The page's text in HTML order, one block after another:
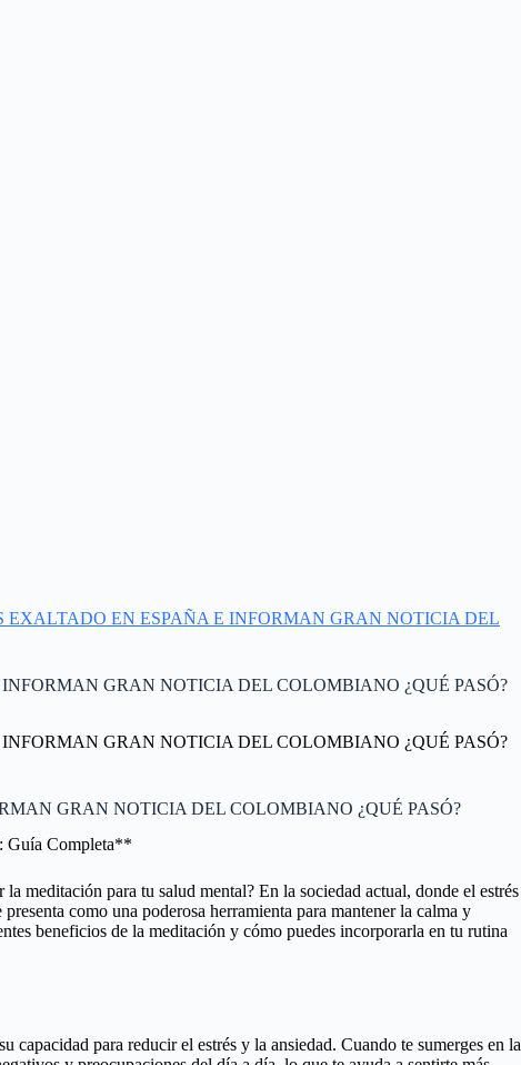
EXALTADO EN ESPAÑA E INFORMAN GRAN NOTICIA DEL
GRAN NOTICIA DEL COLOMBIANO ¿QUÉ PASÓ?
GRAN NOTICIA DEL COLOMBIANO ¿QUÉ PASÓ?
GRAN NOTICIA DEL COLOMBIANO ¿QUÉ PASÓ?
Guía Completa**
meditación para tu salud mental? En la sociedad actual, donde el estrés
como una poderosa herramienta para mantener la calma y
beneficios de la meditación y cómo puedes incorporarla en tu rutina
capacidad para reducir el estrés y la ansiedad. Cuando te sumerges en la